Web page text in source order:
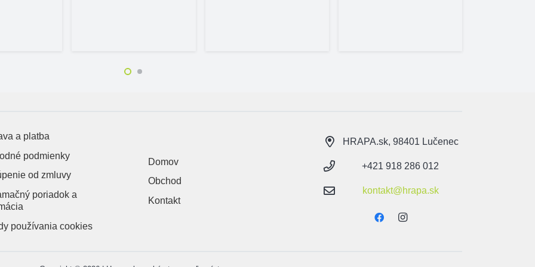
a platba
podmienky
od zmluvy
poriadok a
používania cookies
Domov
Obchod
Kontakt
HRAPA.sk, 98401 Lučenec
+421 918 286 012
kontakt@hrapa.sk